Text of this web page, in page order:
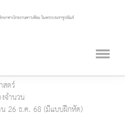
ตร์
จำนวน
26 ธ.ค. 68 (มีแบบฝึกหัด)